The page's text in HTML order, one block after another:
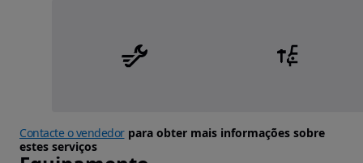
Contacte o vendedorpara obter mais informações sobre
estes serviços